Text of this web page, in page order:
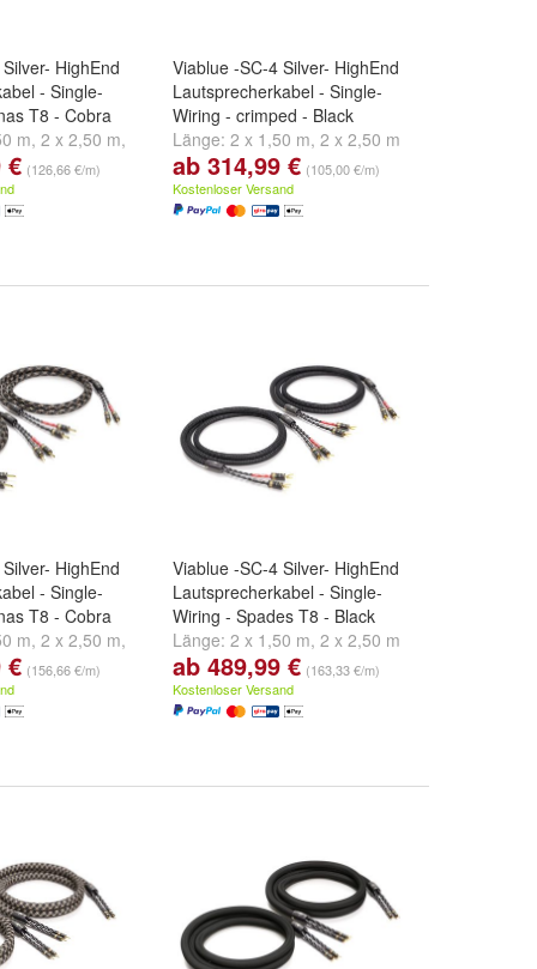
HighEnd
- Single-
T8 - Cobra
m, 2 x 2,50 m,
weitere ...
€ (126,66 €/m)
Viablue -SC-4 Silver- HighEnd
Lautsprecherkabel - Single-
Wiring - crimped - Black
Länge: 2 x 1,50 m, 2 x 2,50 m
und 2 x 3,00 m
ab 314,99 € (105,00 €/m)
Kostenloser Versand
HighEnd
- Single-
T8 - Cobra
m, 2 x 2,50 m,
weitere ...
€ (156,66 €/m)
Viablue -SC-4 Silver- HighEnd
Lautsprecherkabel - Single-
Wiring - Spades T8 - Black
Länge: 2 x 1,50 m, 2 x 2,50 m
und 2 x 3,00 m
ab 489,99 € (163,33 €/m)
Kostenloser Versand